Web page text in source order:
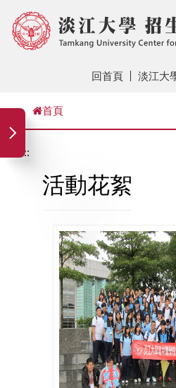
回首頁 淡江大
首頁
:::
活動花絮